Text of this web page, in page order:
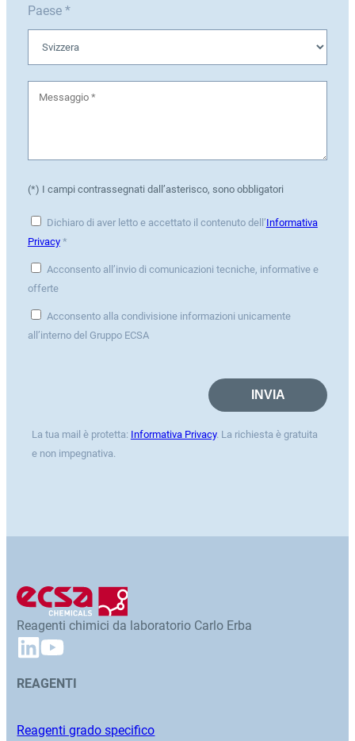
Paese *
(*) I campi contrassegnati dall’asterisco, sono obbligatori
Dichiaro di aver letto e accettato il contenuto dell’Informativa
Privacy*
Acconsento all’invio di comunicazioni tecniche, informative e
offerte
Acconsento alla condivisione informazioni unicamente
all’interno del Gruppo ECSA
La tua mail è protetta: Informativa Privacy. La richiesta è gratuita
e non impegnativa.
Reagenti chimici da laboratorio Carlo Erba
REAGENTI
Reagenti grado specifico